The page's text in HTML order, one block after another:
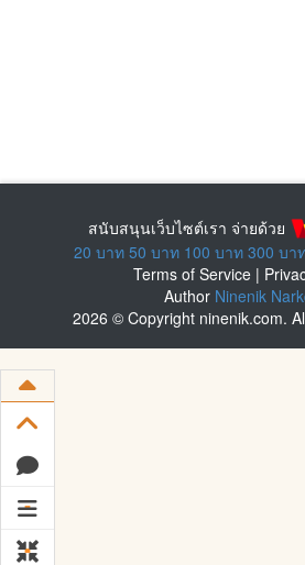
สนับสนุนเว็บไซต์เรา จ่ายด้วย
20 บาท 50 บาท 100 บาท 300 บา
Terms of Service |
Author Ninenik
2026 © Copyright ninenik.com.